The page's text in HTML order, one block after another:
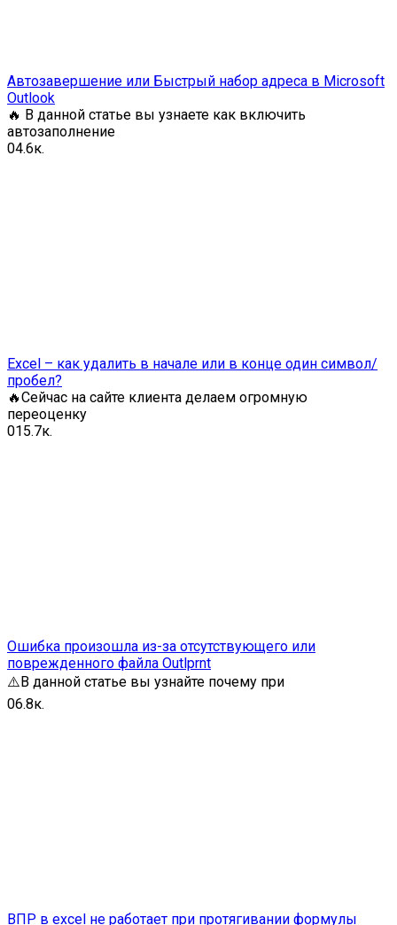
Автозавершение или Быстрый набор адреса в Microsoft
Outlook
🔥 В данной статье вы узнаете как включить
автозаполнение
04.6к.
Excel – как удалить в начале или в конце один символ/
пробел?
🔥Сейчас на сайте клиента делаем огромную
переоценку
015.7к.
Ошибка произошла из-за отсутствующего или
поврежденного файла Outlprnt
⚠️В данной статье вы узнайте почему при
06.8к.
ВПР в excel не работает при протягивании формулы